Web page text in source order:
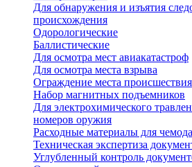
Для обнаружения и изъятия
происхождения
Одорологические
Баллистические
Для осмотра мест авиакатастроф
Для осмотра места взрыва
Ограждение места происшествия
Набор магнитных подъемников
Для электрохимического
номеров оружия
Расходные материалы для
Техническая экспертиза
Углубленный контроль